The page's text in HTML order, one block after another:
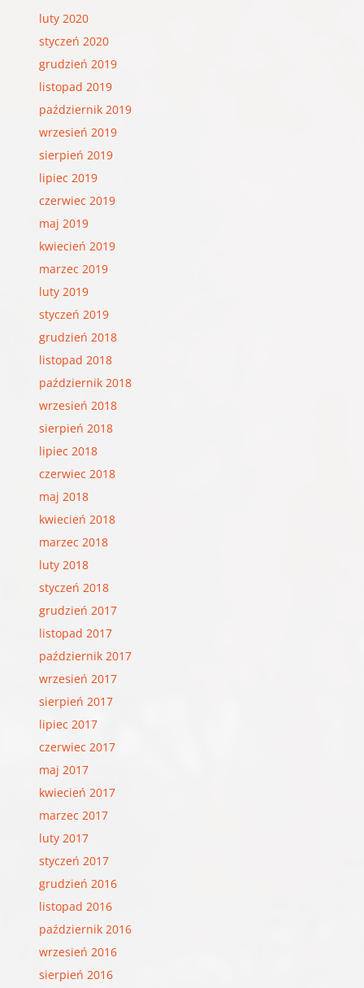
luty 2020
styczeń 2020
grudzień 2019
listopad 2019
październik 2019
wrzesień 2019
sierpień 2019
lipiec 2019
czerwiec 2019
maj 2019
kwiecień 2019
marzec 2019
luty 2019
styczeń 2019
grudzień 2018
listopad 2018
październik 2018
wrzesień 2018
sierpień 2018
lipiec 2018
czerwiec 2018
maj 2018
kwiecień 2018
marzec 2018
luty 2018
styczeń 2018
grudzień 2017
listopad 2017
październik 2017
wrzesień 2017
sierpień 2017
lipiec 2017
czerwiec 2017
maj 2017
kwiecień 2017
marzec 2017
luty 2017
styczeń 2017
grudzień 2016
listopad 2016
październik 2016
wrzesień 2016
sierpień 2016